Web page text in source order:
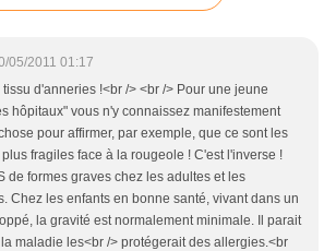
05/2011 01:17
tissu d'anneries !<br /> <br /> Pour une jeune
hôpitaux" vous n'y connaissez manifestement
pour affirmer, par exemple, que ce sont les
fragiles face à la rougeole ! C'est l'inverse !
de formes graves chez les adultes et les
Chez les enfants en bonne santé, vivant dans un
la gravité est normalement minimale. Il parait
maladie les<br /> protégerait des allergies.<br